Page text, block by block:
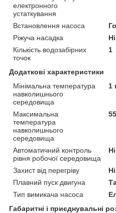
електронного
устаткування
Встановлення насоса
Ріжуча насадка
Ні
Кількість водозабірних
точок
1
Додаткові характеристики
Мінімальна температура
навколишнього
середовища
1
Максимальна
температура
навколишнього
середовища
Автоматичний контроль
рівня робочої середовища
Ні
Захист від перегріву
Ні
Плавний пуск двигуна
Тип вимикача насоса
Габаритні і приєднувальні